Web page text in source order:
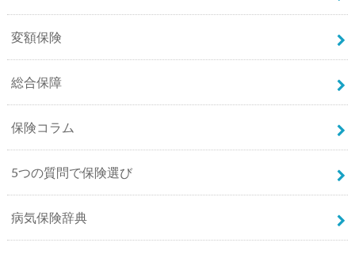
変額保険
総合保障
保険コラム
5つの質問で保険選び
病気保険辞典